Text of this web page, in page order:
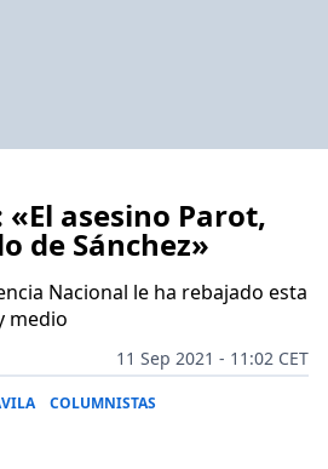
asesino Parot,
de Sánchez»
Nacional le ha rebajado esta
medio
11 Sep 2021 - 11:02 CET
COLUMNISTAS